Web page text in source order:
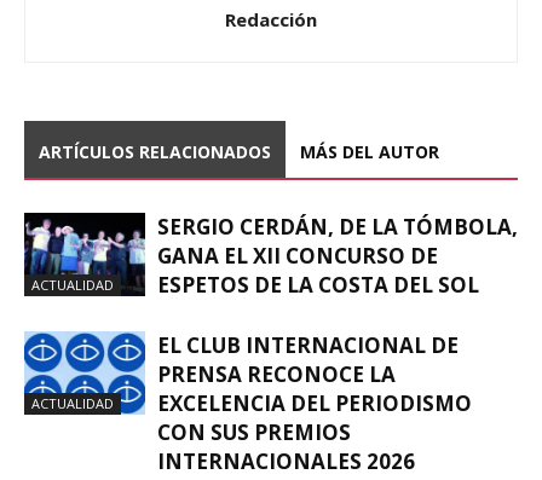
Redacción
ARTÍCULOS RELACIONADOS MÁS DEL AUTOR
ACTUALIDAD
SERGIO CERDÁN, DE LA TÓMBOLA,
GANA EL XII CONCURSO DE
ESPETOS DE LA COSTA DEL SOL
ACTUALIDAD
EL CLUB INTERNACIONAL DE
PRENSA RECONOCE LA
EXCELENCIA DEL PERIODISMO
CON SUS PREMIOS
INTERNACIONALES 2026